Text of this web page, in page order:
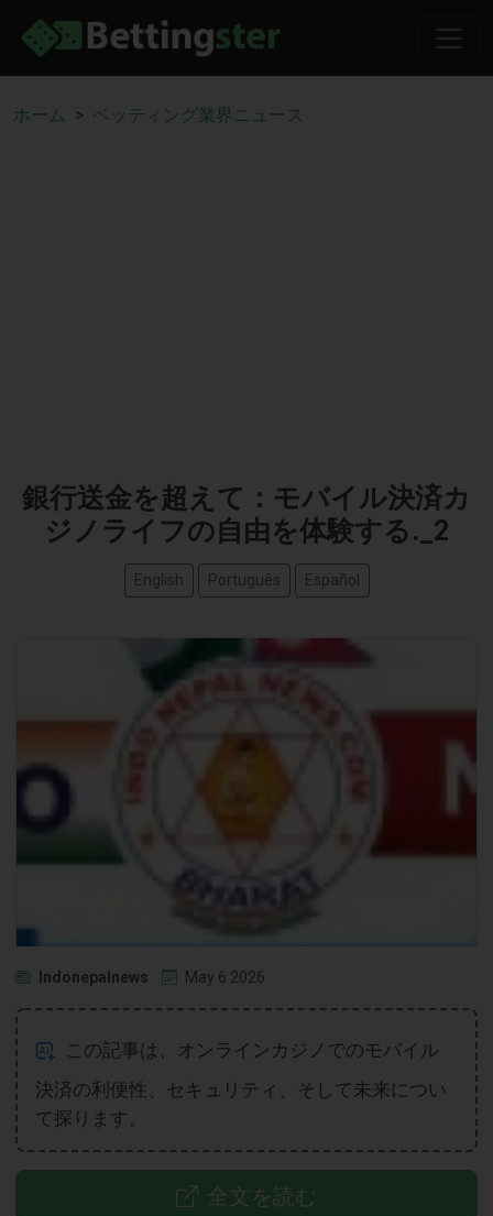
ホーム ベッティング業界ニュース
銀行送金を超えて：モバイル決済カ
ジノライフの自由を体験する._2
English Português Español
Indonepalnews May 6 2026
この記事は、オンラインカジノでのモバイル
決済の利便性、セキュリティ、そして未来につい
て探ります。
全文を読む